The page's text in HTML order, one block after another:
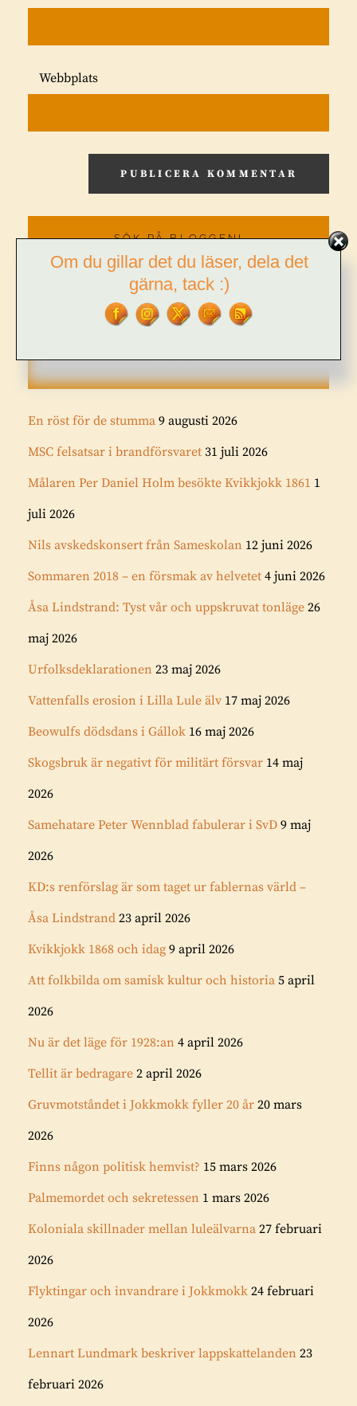
Webbplats
SÖK PÅ BLOGGEN!
En röst för de stumma 9 augusti 2026
MSC felsatsar i brandförsvaret 31 juli 2026
Målaren Per Daniel Holm besökte Kvikkjokk 1861 1
juli 2026
Nils avskedskonsert från Sameskolan 12 juni 2026
Sommaren 2018 – en försmak av helvetet 4 juni 2026
Åsa Lindstrand: Tyst vår och uppskruvat tonläge 26
maj 2026
Urfolksdeklarationen 23 maj 2026
Vattenfalls erosion i Lilla Lule älv 17 maj 2026
Beowulfs dödsdans i Gállok 16 maj 2026
Skogsbruk är negativt för militärt försvar 14 maj
2026
Samehatare Peter Wennblad fabulerar i SvD 9 maj
2026
KD:s renförslag är som taget ur fablernas värld –
Åsa Lindstrand 23 april 2026
Kvikkjokk 1868 och idag 9 april 2026
Att folkbilda om samisk kultur och historia 5 april
2026
Nu är det läge för 1928:an 4 april 2026
Tellit är bedragare 2 april 2026
Gruvmotståndet i Jokkmokk fyller 20 år 20 mars
2026
Finns någon politisk hemvist? 15 mars 2026
Palmemordet och sekretessen 1 mars 2026
Koloniala skillnader mellan luleälvarna 27 februari
2026
Flyktingar och invandrare i Jokkmokk 24 februari
2026
Lennart Lundmark beskriver lappskattelanden 23
februari 2026
Om du gillar det du läser, dela det
gärna, tack :)